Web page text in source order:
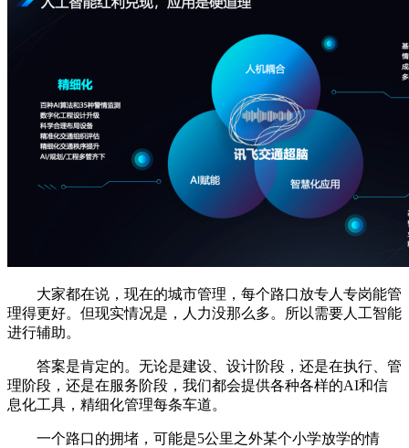
大家都在说，现在的城市管理，每个路口放专人专岗能管
理得更好。但现实情况是，人力没那么多。所以需要人工智能
进行辅助。
答案是肯定的。无论是建设、设计阶段，还是在执行、管
理阶段，还是在服务阶段，我们都会提供各种各样的AI和信
息化工具，精细化管理每条车道。
一个路口的拥堵，可能是5公里之外某个小学放学的情